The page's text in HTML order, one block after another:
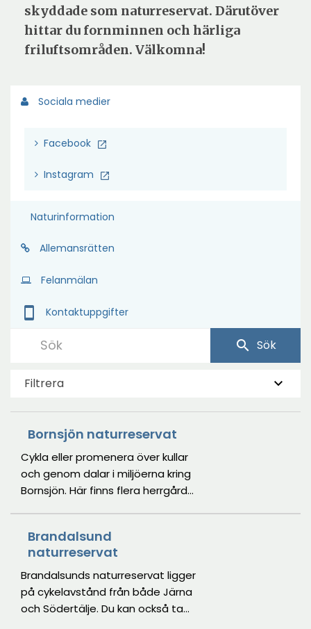
skyddade som naturreservat. Därutöver
hittar du fornminnen och härliga
friluftsområden. Välkomna!
Sociala medier
Facebook
Instagram
Naturinformation
Allemansrätten
Felanmälan
smartphone Kontaktuppgifter
search Sök
Filtrera
Bornsjön naturreservat
Cykla eller promenera över kullar
och genom dalar i miljöerna kring
Bornsjön. Här finns flera herrgårdar
stor och näringsfattig sjö med
intressant växt- och djurliv. Den är
bland annat en viktig
häckningslokal för fiskgjuse och
storlom. I reservatet samsas
Brandalsund
naturreservat
Brandalsunds naturreservat ligger
på cykelavstånd från både Järna
och Södertälje. Du kan också ta